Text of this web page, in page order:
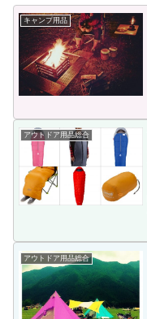
キャンプ用品
アウトドア用品総合
アウトドア用品総合